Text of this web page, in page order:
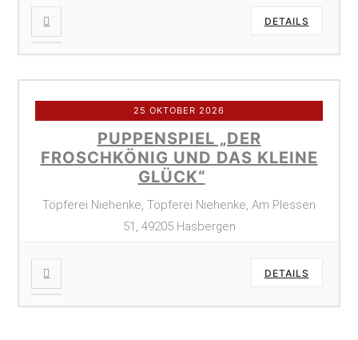
DETAILS
25 OKTOBER 2026
PUPPENSPIEL „DER
FROSCHKÖNIG UND DAS KLEINE
GLÜCK“
Töpferei Niehenke, Töpferei Niehenke, Am Plessen
51, 49205 Hasbergen
DETAILS